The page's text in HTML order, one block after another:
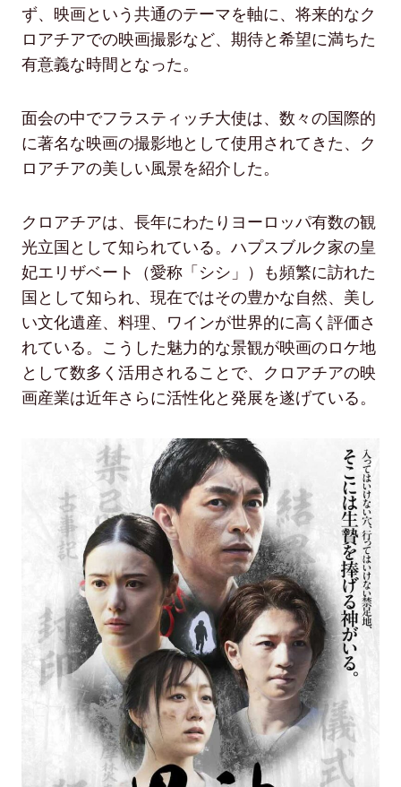
ず、映画という共通のテーマを軸に、将来的なク
ロアチアでの映画撮影など、期待と希望に満ちた
有意義な時間となった。
面会の中でフラスティッチ大使は、数々の国際的
に著名な映画の撮影地として使用されてきた、ク
ロアチアの美しい風景を紹介した。
クロアチアは、長年にわたりヨーロッパ有数の観
光立国として知られている。ハプスブルク家の皇
妃エリザベート（愛称「シシ」）も頻繁に訪れた
国として知られ、現在ではその豊かな自然、美し
い文化遺産、料理、ワインが世界的に高く評価さ
れている。こうした魅力的な景観が映画のロケ地
として数多く活用されることで、クロアチアの映
画産業は近年さらに活性化と発展を遂げている。